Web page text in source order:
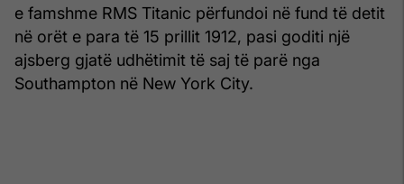
e famshme RMS Titanic përfundoi në fund të detit
në orët e para të 15 prillit 1912, pasi goditi një
ajsberg gjatë udhëtimit të saj të parë nga
Southampton në New York City.